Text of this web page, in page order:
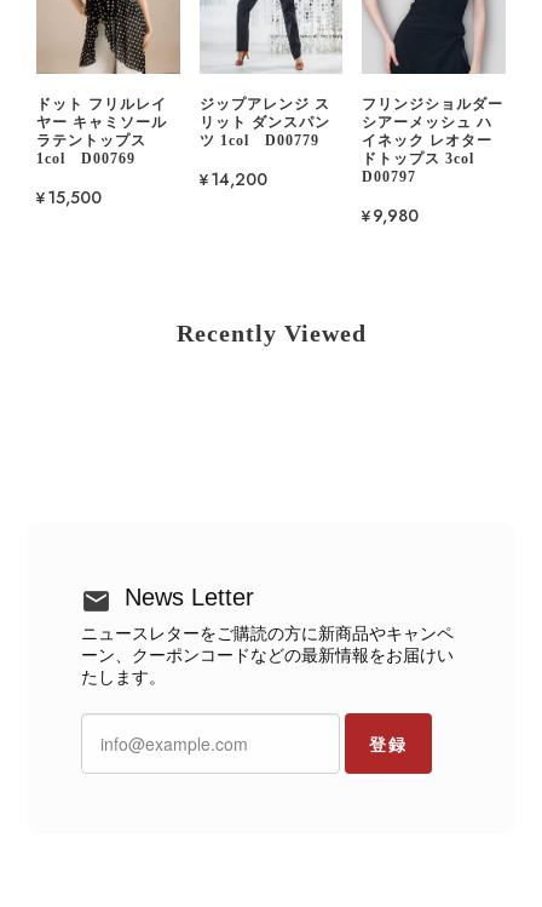
ドット フリルレイ
ヤー キャミソール
ラテントップス
1col D00769
¥15,500
ジップアレンジ ス
リット ダンスパン
ツ 1col D00779
¥14,200
フリンジショルダー
シアーメッシュ ハ
イネック レオター
ドトップス 3col
D00797
¥9,980
Recently Viewed
News Letter
ニュースレターをご購読の方に新商品やキャンペ
ーン、クーポンコードなどの最新情報をお届けい
たします。
登録